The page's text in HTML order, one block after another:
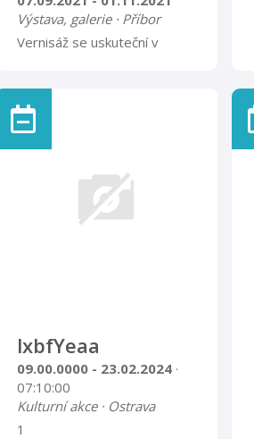
Výstava, galerie · Příbor
Vernisáž se uskuteční v
na chodbě u městské
knihovny v 1. patře
piaristického kláštera
Příbor.Viz. mapka.
lxbfYeaa
09.00.0000 - 23.02.2024 ·
07:10:00
Kulturní akce · Ostrava
1